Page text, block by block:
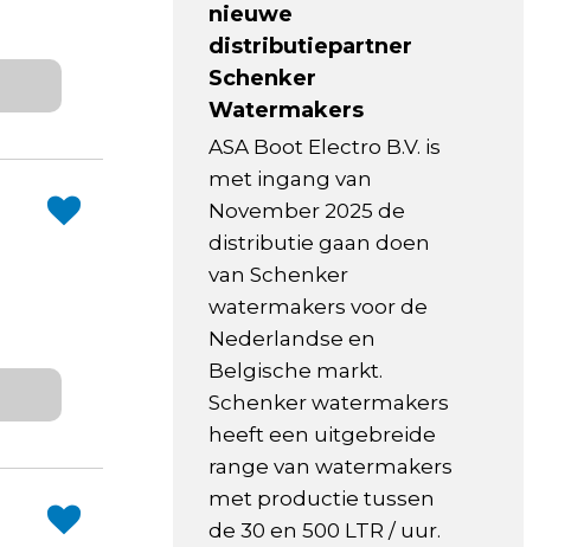
nieuwe
distributiepartner
Schenker
Watermakers
ASA Boot Electro B.V. is
met ingang van
November 2025 de
distributie gaan doen
van Schenker
watermakers voor de
Nederlandse en
Belgische markt.
Schenker watermakers
heeft een uitgebreide
range van watermakers
met productie tussen
de 30 en 500 LTR / uur.